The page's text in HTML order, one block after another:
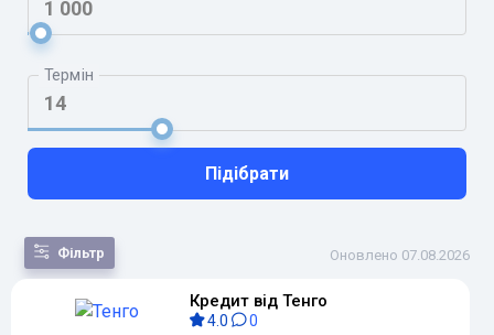
Термін
Підібрати
Фільтр
За
Оновлено 07.08.2026
Кредит від Тенго
4.0 0